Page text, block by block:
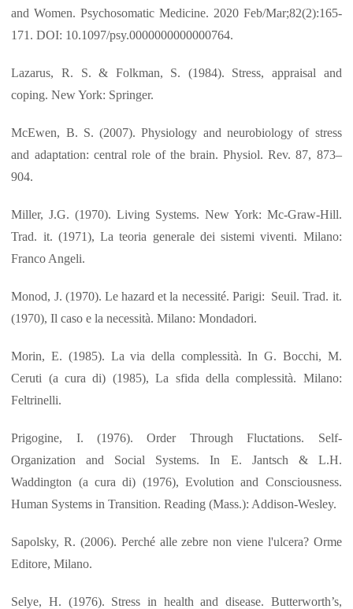
and Women. Psychosomatic Medicine. 2020 Feb/Mar;82(2):165-
171. DOI: 10.1097/psy.0000000000000764.
Lazarus, R. S. & Folkman, S. (1984). Stress, appraisal and
coping. New York: Springer.
McEwen, B. S. (2007). Physiology and neurobiology of stress
and adaptation: central role of the brain. Physiol. Rev. 87, 873–
904.
Miller, J.G. (1970). Living Systems. New York: Mc-Graw-Hill.
Trad. it. (1971), La teoria generale dei sistemi viventi. Milano:
Franco Angeli.
Monod, J. (1970). Le hazard et la necessité. Parigi: Seuil. Trad. it.
(1970), Il caso e la necessità. Milano: Mondadori.
Morin, E. (1985). La via della complessità. In G. Bocchi, M.
Ceruti (a cura di) (1985), La sfida della complessità. Milano:
Feltrinelli.
Prigogine, I. (1976). Order Through Fluctations. Self-
Organization and Social Systems. In E. Jantsch & L.H.
Waddington (a cura di) (1976), Evolution and Consciousness.
Human Systems in Transition. Reading (Mass.): Addison-Wesley.
Sapolsky, R. (2006). Perché alle zebre non viene l'ulcera? Orme
Editore, Milano.
Selye, H. (1976). Stress in health and disease. Butterworth’s,